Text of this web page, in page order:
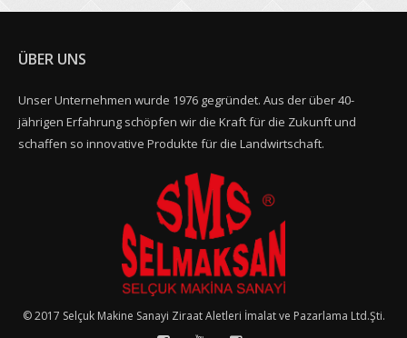
ÜBER UNS
Unser Unternehmen wurde 1976 gegründet. Aus der über 40-
jährigen Erfahrung schöpfen wir die Kraft für die Zukunft und
schaffen so innovative Produkte für die Landwirtschaft.
© 2017 Selçuk Makine Sanayi Ziraat Aletleri İmalat ve Pazarlama Ltd.Şti.